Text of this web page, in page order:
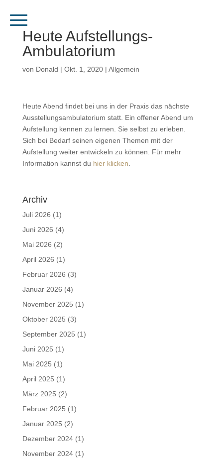
Heute Aufstellungs-
Ambulatorium
von Donald | Okt. 1, 2020| Allgemein
Heute Abend findet bei uns in der Praxis das nächste
Ausstellungsambulatorium statt. Ein offener Abend um
Aufstellung kennen zu lernen. Sie selbst zu erleben.
Sich bei Bedarf seinen eigenen Themen mit der
Aufstellung weiter entwickeln zu können. Für mehr
Information kannst du hier klicken
Archiv
Juli 2026 (1)
Juni 2026 (4)
Mai 2026 (2)
April 2026 (1)
Februar 2026 (3)
Januar 2026 (4)
November 2025 (1)
Oktober 2025 (3)
September 2025 (1)
Juni 2025 (1)
Mai 2025 (1)
April 2025 (1)
März 2025 (2)
Februar 2025 (1)
Januar 2025 (2)
Dezember 2024(1)
November 2024(1)